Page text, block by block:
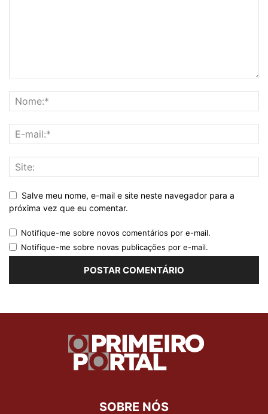
Salve meu nome, e-mail e site neste navegador para a
próxima vez que eu comentar.
Notifique-me sobre novos comentários por e-mail.
Notifique-me sobre novas publicações por e-mail.
SOBRE NÓS